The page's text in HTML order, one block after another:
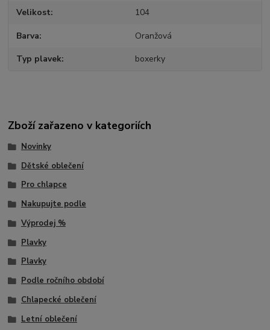
Velikost 104
Barva Oranžová
Typ plavek boxerky
Zboží zařazeno v kategoriích
Novinky
Dětské oblečení
Pro chlapce
Nakupujte podle
Výprodej %
Plavky
Plavky
Podle ročního období
Chlapecké oblečení
Letní oblečení